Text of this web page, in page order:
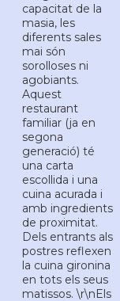
capacitat de la
masia, les
diferents sales
mai són
sorolloses ni
agobiants.
Aquest
restaurant
familiar (ja en
segona
generació) té
una carta
escollida i una
cuina acurada i
amb ingredients
de proximitat.
Dels entrants als
postres reflexen
la cuina gironina
en tots els seus
matissos. \r\nEls